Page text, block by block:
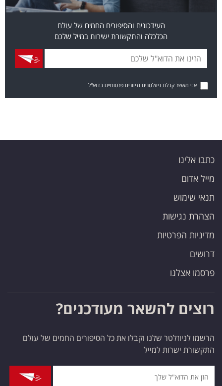
העידכונים והסיפורים החמים של עולם
הכלכלה והתקשורת ישירות במייל שלכם
אני מאשר קבלת ניוזלטרים ודיוורים פרסומיים בדוא"ל
כתבו אלינו
מייל אדום
תנאי שימוש
הצהרת נגישות
מדיניות הפרטיות
דרושים
פרסמו אצלנו
רוצים להשאר מעודכנים?
הרשמו לניוזלטר שלנו וקבלו את כל הסיפורים החמים של עולם
התקשורת ישרות למייל